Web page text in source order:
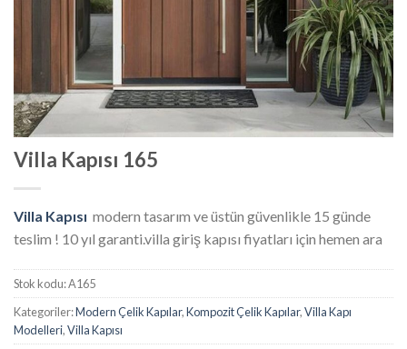
Villa Kapısı 165
Villa Kapısı modern tasarım ve üstün güvenlikle 15 günde
teslim ! 10 yıl garanti.villa giriş kapısı fiyatları için hemen ara
Stok kodu:A165
Kategoriler:Modern Çelik Kapılar,Kompozit Çelik Kapılar,Villa Kapı
Modelleri,Villa Kapısı